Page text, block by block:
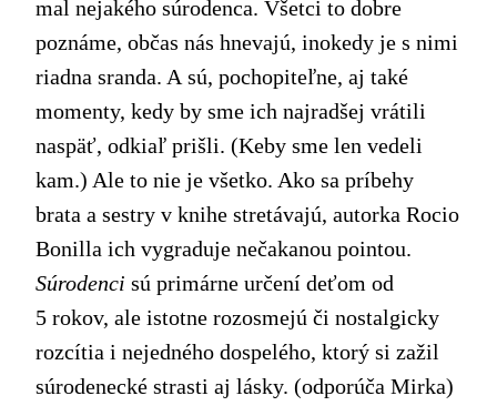
mal nejakého súrodenca. Všetci to dobre
poznáme, občas nás hnevajú, inokedy je s nimi
riadna sranda. A sú, pochopiteľne, aj také
momenty, kedy by sme ich najradšej vrátili
naspäť, odkiaľ prišli. (Keby sme len vedeli
kam.) Ale to nie je všetko. Ako sa príbehy
brata a sestry v knihe stretávajú, autorka Rocio
Bonilla ich vygraduje nečakanou pointou.
Súrodenci sú primárne určení deťom od
5 rokov, ale istotne rozosmejú či nostalgicky
rozcítia i nejedného dospelého, ktorý si zažil
súrodenecké strasti aj lásky. (odporúča Mirka)